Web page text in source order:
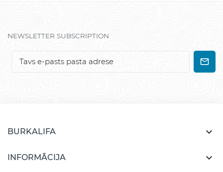
NEWSLETTER SUBSCRIPTION
BURKALIFA 
INFORMĀCIJA 